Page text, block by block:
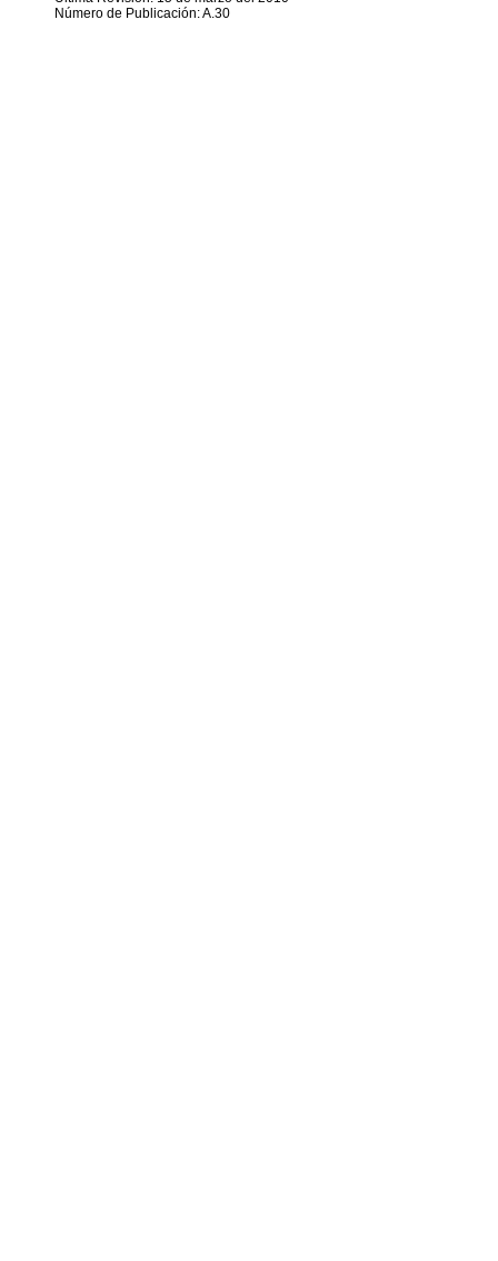
Número de Publicación: A.30